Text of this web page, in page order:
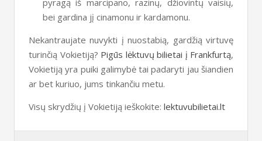
bei gardina jį cinamonu ir kardamonu.
Nekantraujate nuvykti į nuostabią, gardžią virtuvę
turinčią Vokietiją? Pigūs lėktuvų bilietai į Frankfurtą,
Vokietiją yra puiki galimybė tai padaryti jau šiandien
ar bet kuriuo, jums tinkančiu metu.
Visų skrydžių į Vokietiją ieškokite: lektuvubilietai.lt